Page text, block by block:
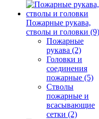
Пожарные рукава,
стволы и головки (9)
Пожарные
рукава (2)
Головки и
соединения
пожарные (5)
Стволы
пожарные и
всасывающие
сетки (2)